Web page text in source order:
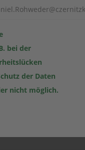
bei der
der Daten
nicht möglich.